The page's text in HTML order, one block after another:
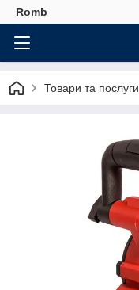
Romb
Товари та послуги